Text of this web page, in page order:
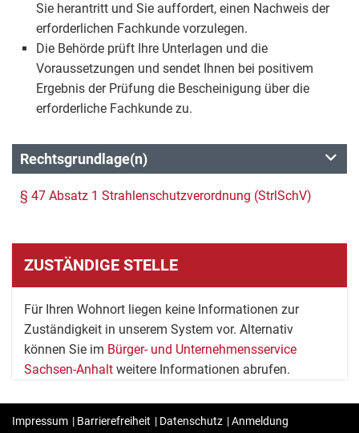
Sie herantritt und Sie auffordert, einen Nachweis der
erforderlichen Fachkunde vorzulegen.
Die Behörde prüft Ihre Unterlagen und die
Voraussetzungen und sendet Ihnen bei positivem
Ergebnis der Prüfung die Bescheinigung über die
erforderliche Fachkunde zu.
Rechtsgrundlage(n)
§ 47 Absatz 1 Strahlenschutzverordnung (StrlSchV)
ZUSTÄNDIGE STELLE
Für Ihren Wohnort liegen keine Informationen zur
Zuständigkeit in unserem System vor. Alternativ
können Sie im Bürger- und Unternehmensservice
Sachsen-Anhalt weitere Informationen abrufen.
Impressum | Barrierefreiheit | Datenschutz |Anmeldung